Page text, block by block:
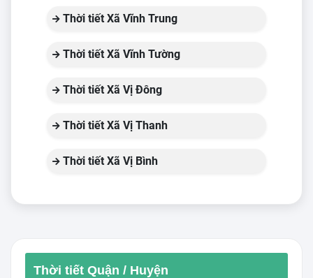
Thời tiết Xã Vĩnh Trung
Thời tiết Xã Vĩnh Tường
Thời tiết Xã Vị Đông
Thời tiết Xã Vị Thanh
Thời tiết Xã Vị Bình
Thời tiết Quận / Huyện